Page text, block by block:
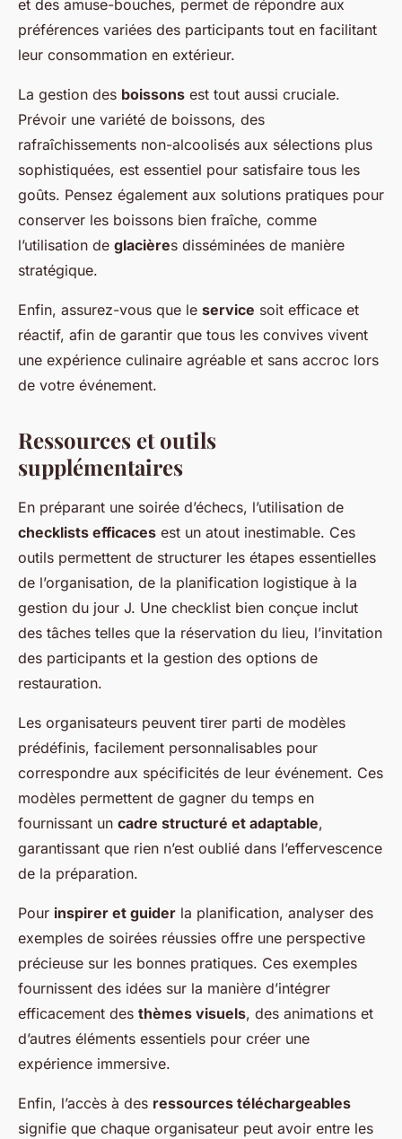
et des amuse-bouches, permet de répondre aux
préférences variées des participants tout en facilitant
leur consommation en extérieur.
La gestion des boissons est tout aussi cruciale.
Prévoir une variété de boissons, des
rafraîchissements non-alcoolisés aux sélections plus
sophistiquées, est essentiel pour satisfaire tous les
goûts. Pensez également aux solutions pratiques pour
conserver les boissons bien fraîche, comme
l’utilisation de glacières disséminées de manière
stratégique.
Enfin, assurez-vous que le service soit efficace et
réactif, afin de garantir que tous les convives vivent
une expérience culinaire agréable et sans accroc lors
de votre événement.
Ressources et outils
supplémentaires
En préparant une soirée d’échecs, l’utilisation de
checklists efficaces est un atout inestimable. Ces
outils permettent de structurer les étapes essentielles
de l’organisation, de la planification logistique à la
gestion du jour J. Une checklist bien conçue inclut
des tâches telles que la réservation du lieu, l’invitation
des participants et la gestion des options de
restauration.
Les organisateurs peuvent tirer parti de modèles
prédéfinis, facilement personnalisables pour
correspondre aux spécificités de leur événement. Ces
modèles permettent de gagner du temps en
fournissant un cadre structuré et adaptable,
garantissant que rien n’est oublié dans l’effervescence
de la préparation.
Pour inspirer et guider la planification, analyser des
exemples de soirées réussies offre une perspective
précieuse sur les bonnes pratiques. Ces exemples
fournissent des idées sur la manière d’intégrer
efficacement des thèmes visuels, des animations et
d’autres éléments essentiels pour créer une
expérience immersive.
Enfin, l’accès à des ressources téléchargeables
signifie que chaque organisateur peut avoir entre les